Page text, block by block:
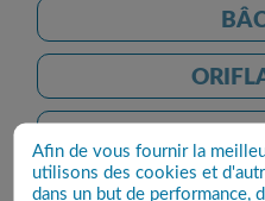
Afin de vous fournir la
utilisons des cookies et
dans un but de performance,